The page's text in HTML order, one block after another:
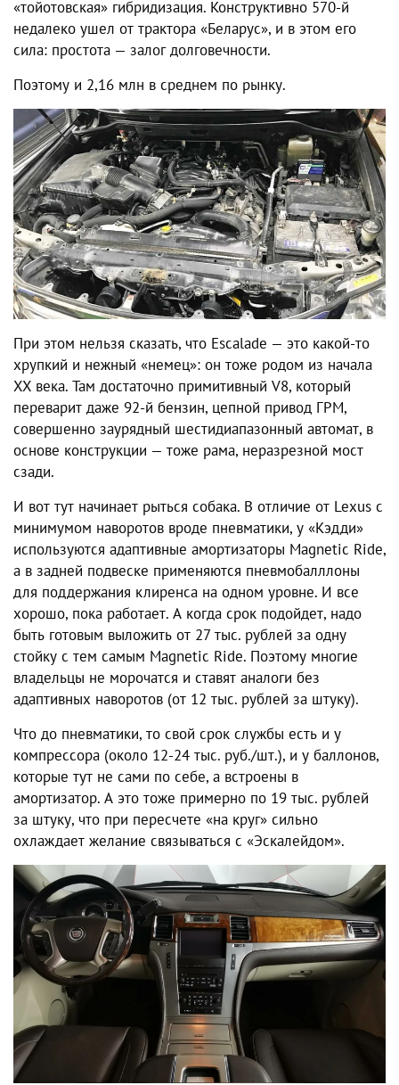
«тойотовская» гибридизация. Конструктивно 570-й
недалеко ушел от трактора «Беларус», и в этом его
сила: простота — залог долговечности.
Поэтому и 2,16 млн в среднем по рынку.
При этом нельзя сказать, что Escalade — это какой-то
хрупкий и нежный «немец»: он тоже родом из начала
XX века. Там достаточно примитивный V8, который
переварит даже 92-й бензин, цепной привод ГРМ,
совершенно заурядный шестидиапазонный автомат, в
основе конструкции — тоже рама, неразрезной мост
сзади.
И вот тут начинает рыться собака. В отличие от Lexus с
минимумом наворотов вроде пневматики, у «Кэдди»
используются адаптивные амортизаторы Magnetic Ride,
а в задней подвеске применяются пневмобалллоны
для поддержания клиренса на одном уровне. И все
хорошо, пока работает. А когда срок подойдет, надо
быть готовым выложить от 27 тыс. рублей за одну
стойку с тем самым Magnetic Ride. Поэтому многие
владельцы не морочатся и ставят аналоги без
адаптивных наворотов (от 12 тыс. рублей за штуку).
Что до пневматики, то свой срок службы есть и у
компрессора (около 12-24 тыс. руб./шт.), и у баллонов,
которые тут не сами по себе, а встроены в
амортизатор. А это тоже примерно по 19 тыс. рублей
за штуку, что при пересчете «на круг» сильно
охлаждает желание связываться с «Эскалейдом».